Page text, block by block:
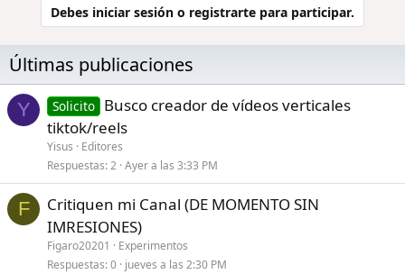
es.wikipedia.org
https://www.youtube.com/results?
search_query=como+aprovechar+el+tiempo
Debes iniciar sesión o registrarte para participar.
Últimas publicaciones
Y Solicito Busco creador de vídeos verticales
tiktok/reels
Yisus
Editores
Respuestas 2 Ayer a las 3:33 PM
F
Critiquen mi Canal (DE MOMENTO SIN
IMRESIONES)
Figaro20201
Experimentos
Respuestas 0 jueves a las 2:30 PM